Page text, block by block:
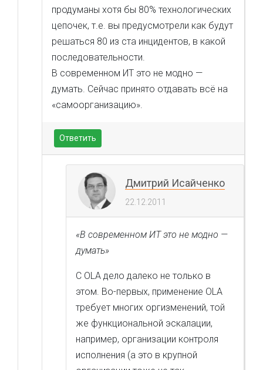
продуманы хотя бы 80% технологических
цепочек, т.е. вы предусмотрели как будут
решаться 80 из ста инцидентов, в какой
последовательности.
В современном ИТ это не модно —
думать. Сейчас принято отдавать всё на
«самоорганизацию».
Ответить
Дмитрий Исайченко
22.12.2011
«В современном ИТ это не модно —
думать»
С OLA дело далеко не только в
этом. Во-первых, применение OLA
требует многих оргизменений, той
же функциональной эскалации,
например, организации контроля
исполнения (а это в крупной